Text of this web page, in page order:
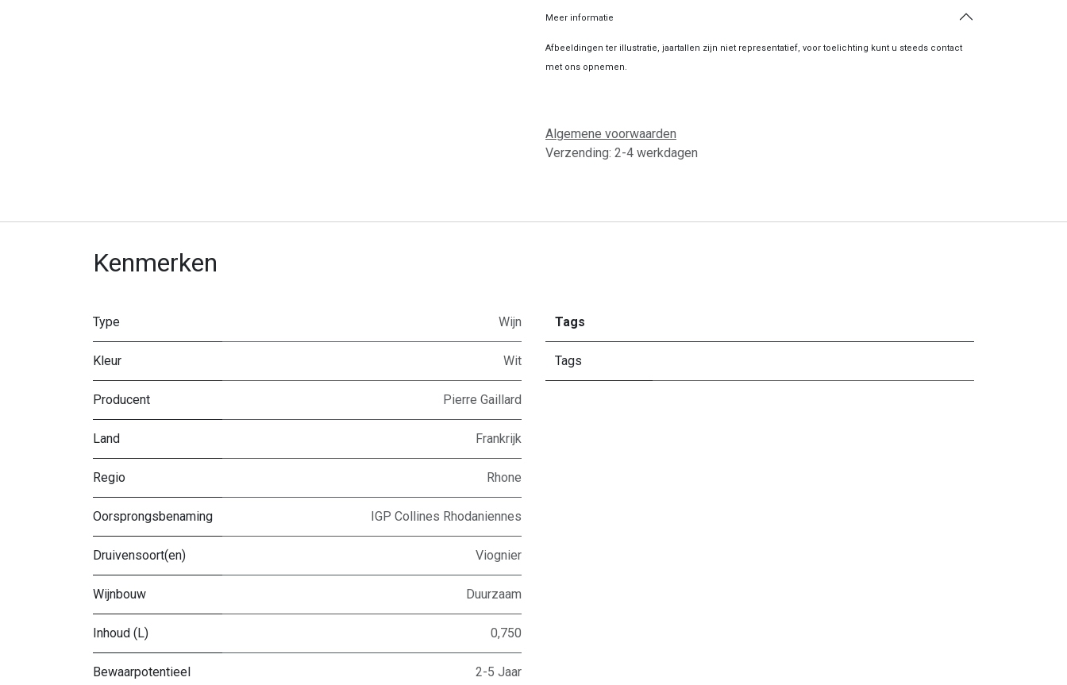
Meer informatie
Afbeeldingen ter illustratie, jaartallen zijn niet representatief, voor toelichting kunt u steeds contact
met ons opnemen.
Algemene voorwaarden
Verzending: 2-4 werkdagen
Kenmerken
Type Wijn
Kleur Wit
Producent Pierre Gaillard
Land Frankrijk
Regio Rhone
Oorsprongsbenaming IGP Collines Rhodaniennes
Druivensoort(en) Viognier
Wijnbouw Duurzaam
Inhoud (L) 0,750
Bewaarpotentieel 2-5 Jaar
Tags
Tags